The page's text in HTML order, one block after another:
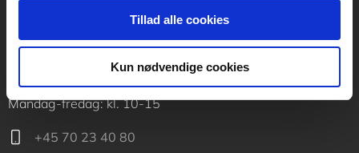
Tillad alle cookies
Kun nødvendige cookies
Mandag-fredag: kl. 10-15
+45 70 23 40 80